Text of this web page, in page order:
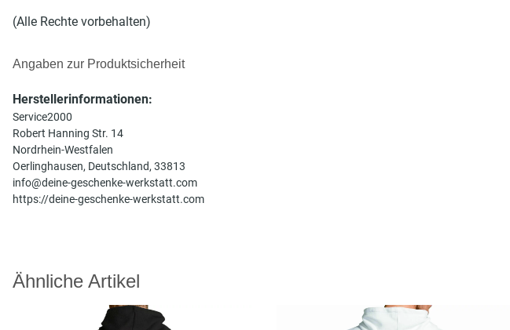
(Alle Rechte vorbehalten)
Angaben zur Produktsicherheit
Herstellerinformationen:
Service2000
Robert Hanning Str. 14
Nordrhein-Westfalen
Oerlinghausen, Deutschland, 33813
info@deine-geschenke-werkstatt.com
https://deine-geschenke-werkstatt.com
Ähnliche Artikel